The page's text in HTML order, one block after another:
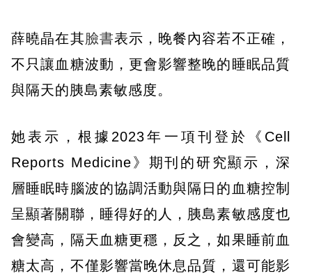
薛曉晶在其臉書表示，晚餐內容若不正確，
不只讓血糖波動，更會影響整晚的睡眠品質
與隔天的胰島素敏感度。
她表示，根據2023年一項刊登於《Cell
Reports Medicine》期刊的研究顯示，深
層睡眠時腦波的協調活動與隔日的血糖控制
呈顯著關聯，睡得好的人，胰島素敏感度也
會變高，隔天血糖更穩，反之，如果睡前血
糖太高，不僅影響當晚休息品質，還可能影